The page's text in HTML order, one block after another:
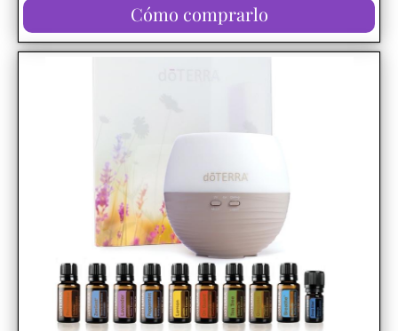
Cómo comprarlo